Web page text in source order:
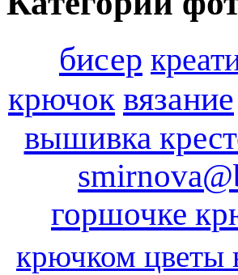
бисер
крючок вязание
вышивка
горшочке
крючком цветы